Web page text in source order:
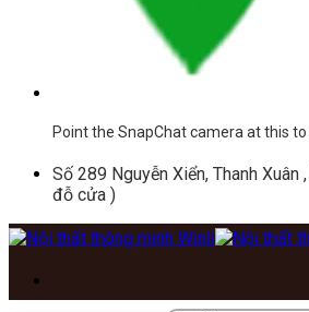
Point the SnapChat camera at this to
Số 289 Nguyễn Xiển, Thanh
đỗ cửa )